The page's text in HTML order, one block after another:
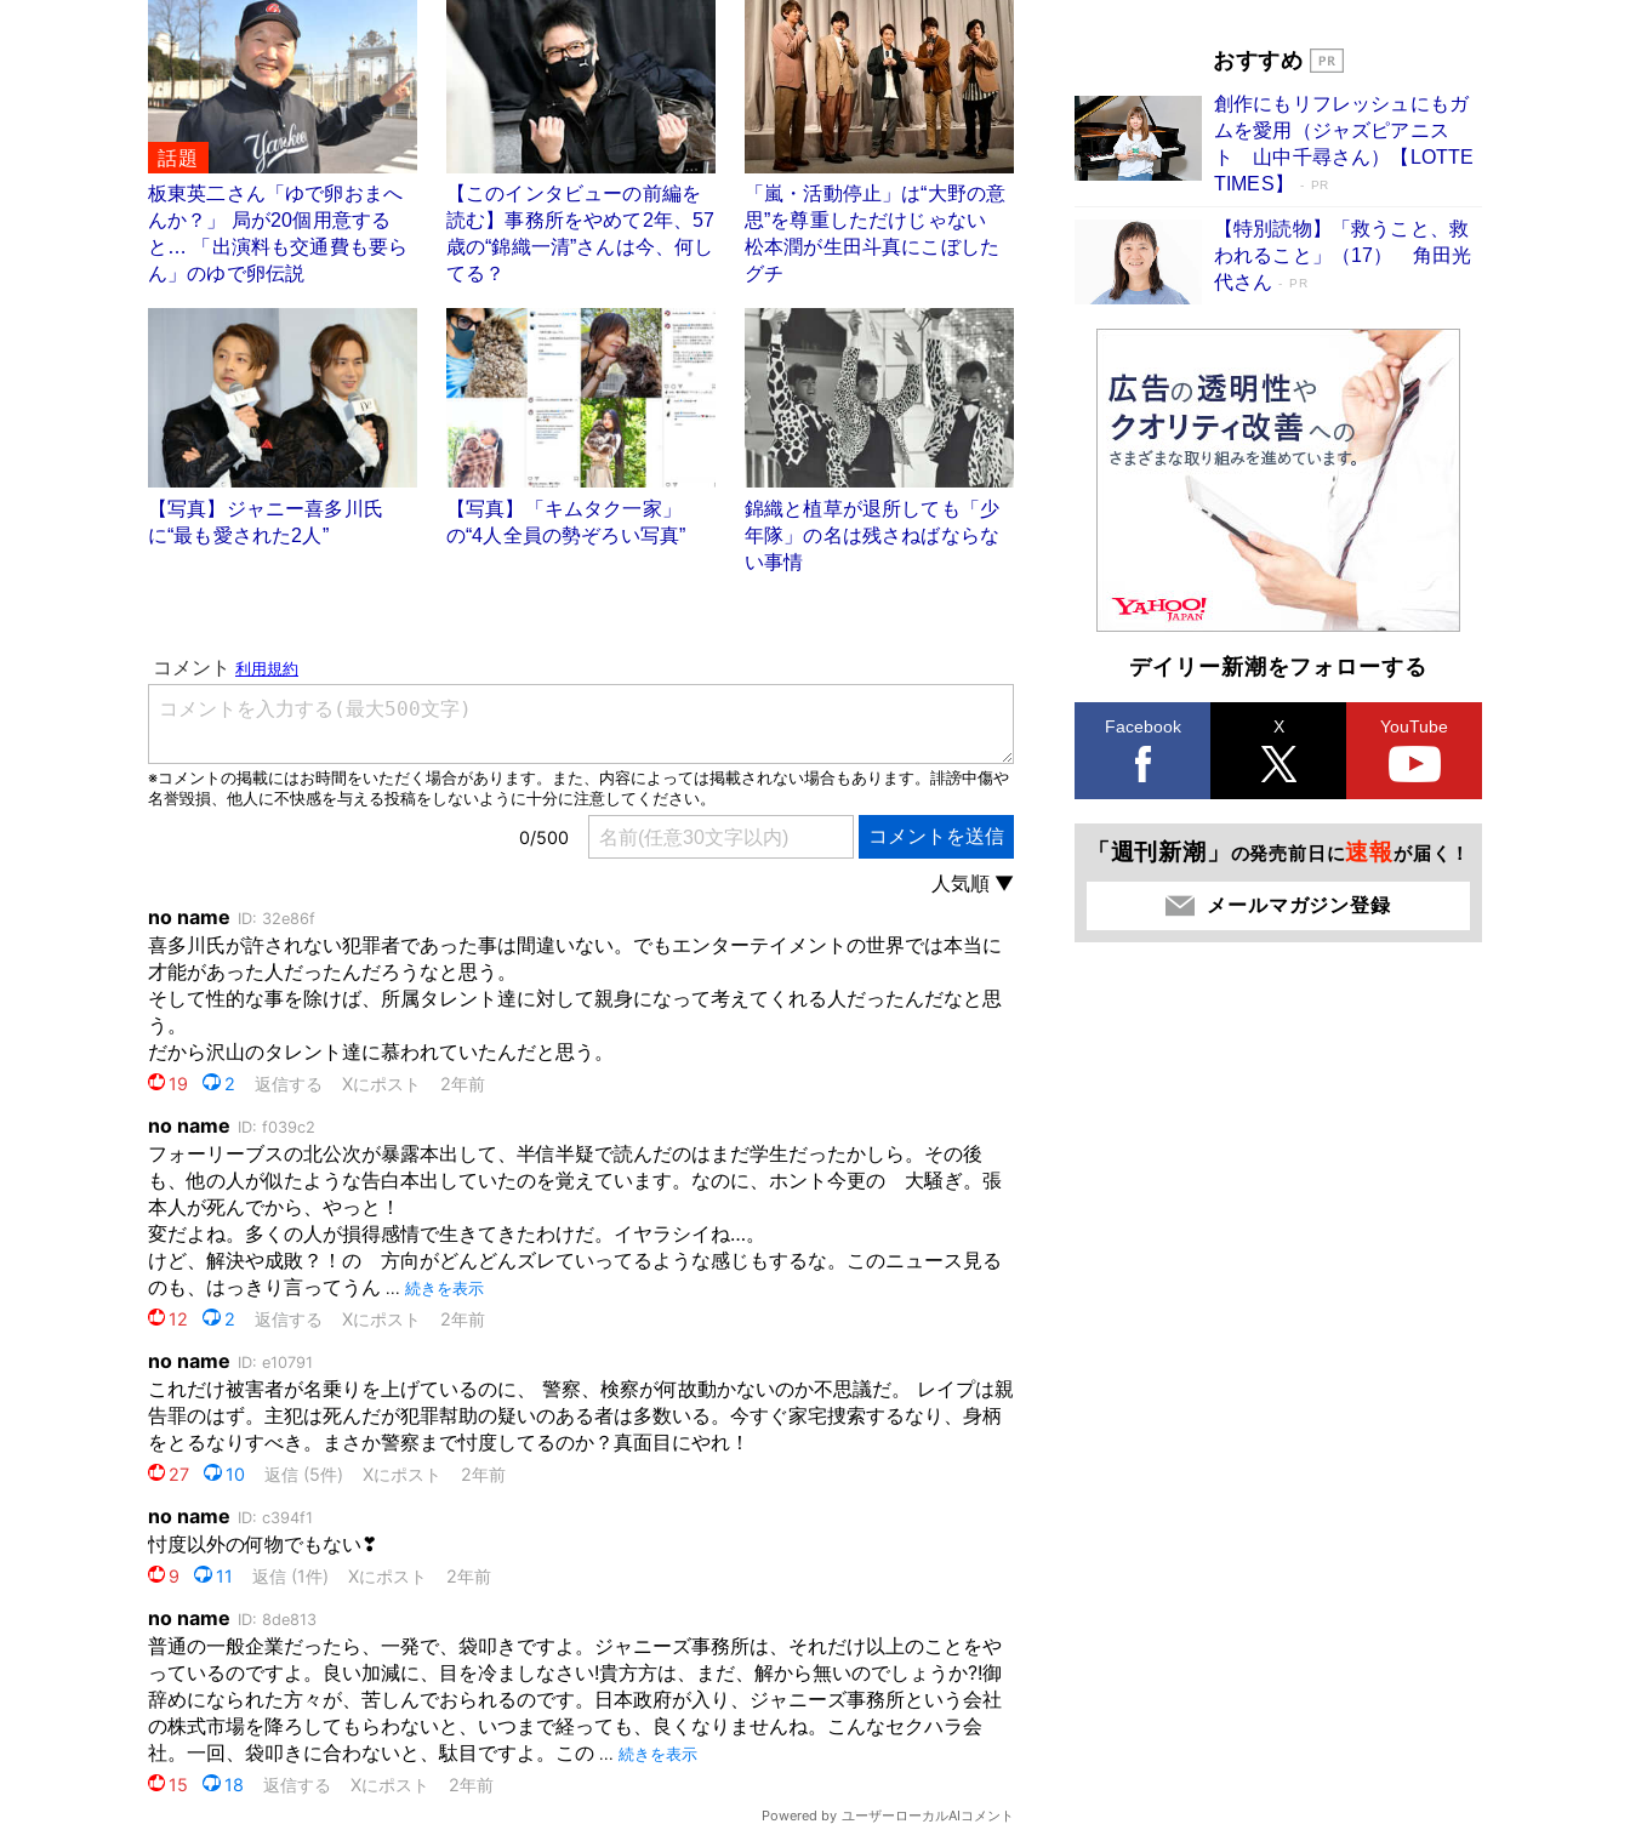
話題
板東英二さん「ゆで卵おまへ
んか？」 局が20個用意する
と… 「出演料も交通費も要ら
ん」のゆで卵伝説
【このインタビューの前編を
読む】事務所をやめて2年、57
歳の“錦織一清”さんは今、何し
てる？
「嵐・活動停止」は“大野の意
思”を尊重しただけじゃない
松本潤が生田斗真にこぼした
グチ
【写真】ジャニー喜多川氏
に“最も愛された2人”
【写真】「キムタク一家」
の“4人全員の勢ぞろい写真”
錦織と植草が退所しても「少
年隊」の名は残さねばならな
い事情
「『火垂るの墓』は、大嘘である」原作者が抱き
続けた“自責の念”とは…「自己憐憫は描きたくな
い」監督が徹底的にこだわったこと（後編） #
戦争の記憶
Book Bang
おすすめ
創作にもリフレッシュにもガ
ムを愛用（ジャズピアニス
ト 山中千尋さん）【LOTTE
TIMES】
PR
【特別読物】「救うこと、救
われること」（17） 角田光
代さん
PR
デイリー新潮をフォローする
Facebook X YouTube
「週刊新潮」 の発売前日に速報が届く！
メールマガジン登録